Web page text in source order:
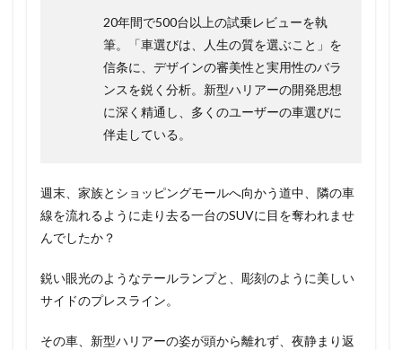
20年間で500台以上の試乗レビューを執
筆。「車選びは、人生の質を選ぶこと」を
信条に、デザインの審美性と実用性のバラ
ンスを鋭く分析。新型ハリアーの開発思想
に深く精通し、多くのユーザーの車選びに
伴走している。
週末、家族とショッピングモールへ向かう道中、隣の車
線を流れるように走り去る一台のSUVに目を奪われませ
んでしたか？
鋭い眼光のようなテールランプと、彫刻のように美しい
サイドのプレスライン。
その車、新型ハリアーの姿が頭から離れず、夜静まり返